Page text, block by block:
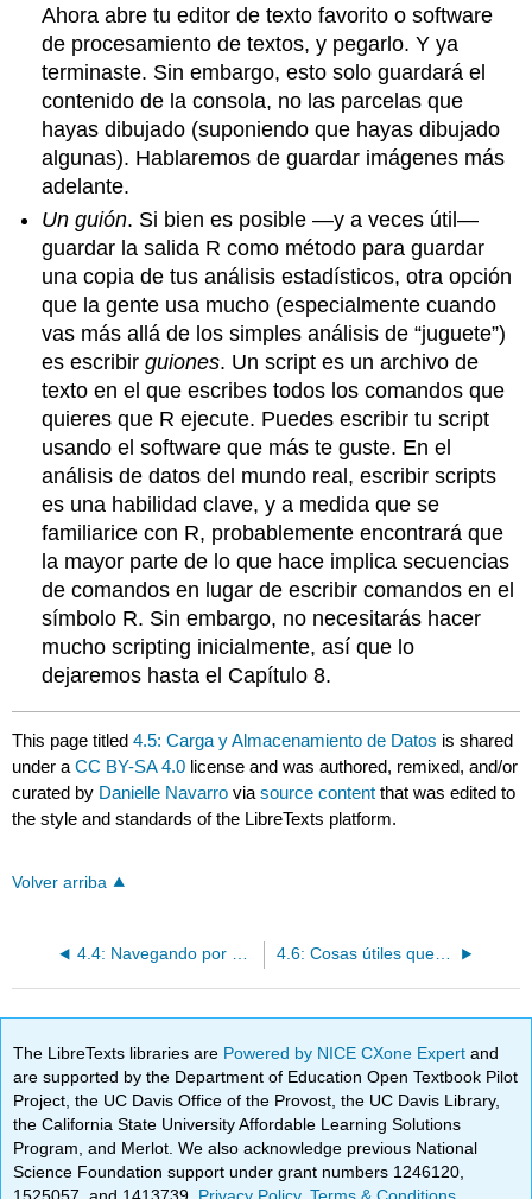
Ahora abre tu editor de texto favorito o software
de procesamiento de textos, y pegarlo. Y ya
terminaste. Sin embargo, esto solo guardará el
contenido de la consola, no las parcelas que
hayas dibujado (suponiendo que hayas dibujado
algunas). Hablaremos de guardar imágenes más
adelante.
Un guión. Si bien es posible —y a veces útil—
guardar la salida R como método para guardar
una copia de tus análisis estadísticos, otra opción
que la gente usa mucho (especialmente cuando
vas más allá de los simples análisis de “juguete”)
es escribirguiones. Un script es un archivo de
texto en el que escribes todos los comandos que
quieres que R ejecute. Puedes escribir tu script
usando el software que más te guste. En el
análisis de datos del mundo real, escribir scripts
es una habilidad clave, y a medida que se
familiarice con R, probablemente encontrará que
la mayor parte de lo que hace implica secuencias
de comandos en lugar de escribir comandos en el
símbolo R. Sin embargo, no necesitarás hacer
mucho scripting inicialmente, así que lo
dejaremos hasta el Capítulo 8.
This page titled4.5: Carga y Almacenamiento de Datos is shared
under aCC BY-SA 4.0 license and was authored, remixed, and/or
curated by Danielle Navarro viasource content that was edited to
the style and standards of the LibreTexts platform.
Volver arriba
4.6: Cosas útiles que debe saber sobre las variables
The LibreTexts libraries are Powered by NICE CXone Expertand
are supported by the Department of Education Open Textbook Pilot
Project, the UC Davis Office of the Provost, the UC Davis Library,
the California State University Affordable Learning Solutions
Program, and Merlot. We also acknowledge previous National
Science Foundation support under grant numbers 1246120,